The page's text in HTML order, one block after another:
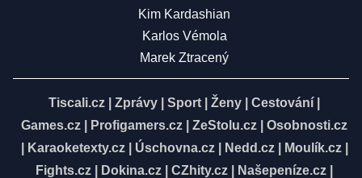
Kim Kardashian
Karlos Vémola
Marek Ztracený
Tiscali.cz Zprávy Sport Ženy Cestování
Games.cz
Profigamers.cz ZeStolu.cz
Osobnosti.cz
Karaoketexty.cz| Úschovna.cz| Nedd.cz| Moulík.cz|
Fights.cz
Dokina.cz CZhity.cz Našepeníze.cz